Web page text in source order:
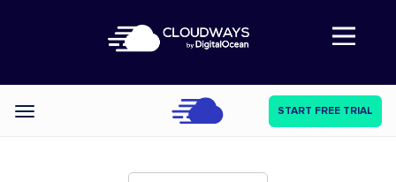
Abre a navegação
Categories START FREE TRIAL